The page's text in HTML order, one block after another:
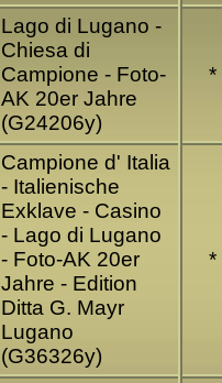
Lago di Lugano -
Chiesa di
Campione - Foto-
AK 20er Jahre
(G24206y)
*
Campione d' Italia
- Italienische
Exklave - Casino
- Lago di Lugano
- Foto-AK 20er
Jahre - Edition
Ditta G. Mayr
Lugano
(G36326y)
*